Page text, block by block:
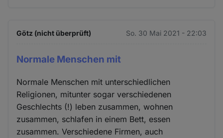
Götz (nicht überprüft) So. 30 Mai 2021 - 22:03
Normale Menschen mit
Normale Menschen mit unterschiedlichen
Religionen, mitunter sogar verschiedenen
Geschlechts (!) leben zusammen, wohnen
zusammen, schlafen in einem Bett, essen
zusammen. Verschiedene Firmen, auch